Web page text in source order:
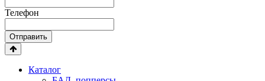
Телефон
Отправить
Каталог